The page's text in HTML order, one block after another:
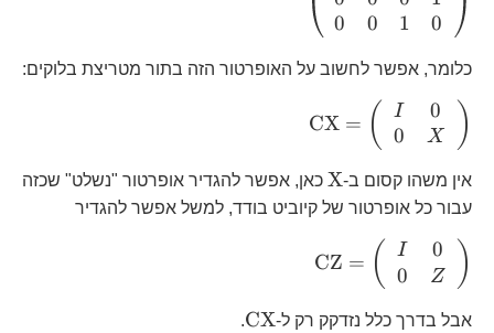
& 1 & 00
0
1
0
כלומר, אפשר לחשוב על האופרטור הזה בתור מטריצת בלוקים:
\text{CX}=\left(\begin{array}
{cc} I & 0\\ 0 & X
CX = ( I
0
0
X )
אין משהו קסום ב- \text{X} X כאן, אפשר להגדיר אופרטור "נשלט" שכזה
עבור כל אופרטור של קיוביט בודד, למשל אפשר להגדיר
\text{CZ}=\left(\begin{array}
{cc} I & 0\\ 0 & Z
CZ = ( I
0
0
Z )
אבל בדרך כלל נזדקק רק ל-
\text{CX}
CX
.